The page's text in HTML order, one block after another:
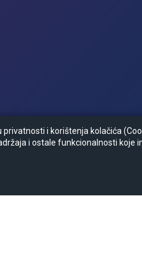
i korištenja kolačića
i ostale funkcionalnosti